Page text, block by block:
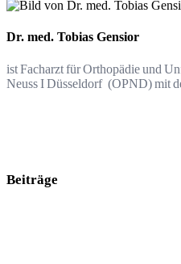
Dr. med. Tobias Gensior
ist Facharzt für Orthopädie und
Neuss I Düsseldorf (OPND) mit
Beiträge